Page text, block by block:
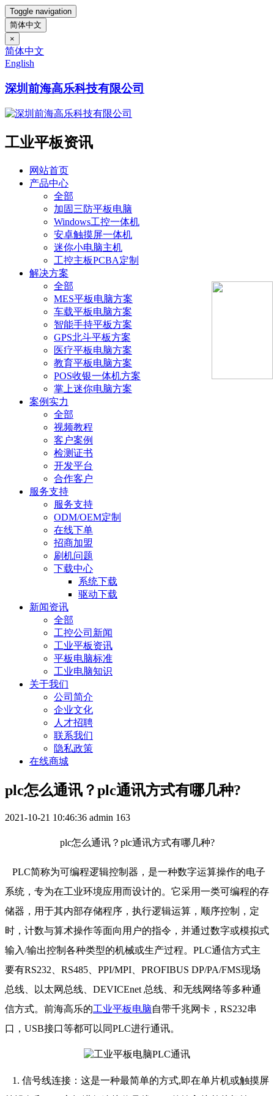
Toggle navigation
简体中文
×
简体中文
English
深圳前海高乐科技有限公司
工业平板资讯
网站首页
产品中心
全部
加固三防平板电脑
Windows工控一体机
安卓触摸屏一体机
迷你小电脑主机
工控主板PCBA定制
解决方案
全部
MES平板电脑方案
车载平板电脑方案
智能手持平板方案
GPS北斗平板方案
医疗平板电脑方案
教育平板电脑方案
POS收银一体机方案
掌上迷你电脑方案
案例实力
全部
视频教程
客户案例
检测证书
开发平台
合作客户
服务支持
服务支持
ODM/OEM定制
在线下单
招商加盟
刷机问题
下载中心
系统下载
驱动下载
新闻资讯
全部
工控公司新闻
工业平板资讯
平板电脑标准
工业电脑知识
关于我们
公司简介
企业文化
人才招聘
联系我们
隐私政策
在线商城
plc怎么通讯？plc通讯方式有哪几种?
2021-10-21 10:46:36 admin 163
plc怎么通讯？plc通讯方式有哪几种?
PLC简称为可编程逻辑控制器，是一种数字运算操作的电子
系统，专为在工业环境应用而设计的。它采用一类可编程的存
储器，用于其内部存储程序，执行逻辑运算，顺序控制，定
时，计数与算术操作等面向用户的指令，并通过数字或模拟式
输入/输出控制各种类型的机械或生产过程。PLC通信方式主
要有RS232、RS485、PPI/MPI、PROFIBUS DP/PA/FMS现场
总线、以太网总线、DEVICEnet 总线、和无线网络等多种通
信方式。前海高乐的工业平板电脑自带千兆网卡，RS232串
口，USB接口等都可以同PLC进行通讯。
1. 信号线连接：这是一种最简单的方式,即在单片机或触摸屏